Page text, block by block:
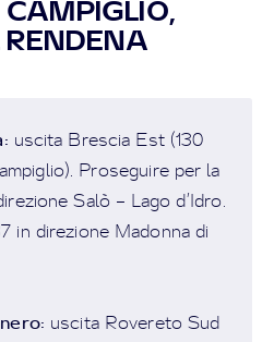
RENDENA
: uscita Brescia Est (130
Proseguire per la
Salò – Lago d’Idro.
in direzione Madonna di
: uscita Rovereto Sud